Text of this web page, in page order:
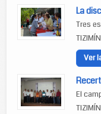
La
Tres
Ver
El